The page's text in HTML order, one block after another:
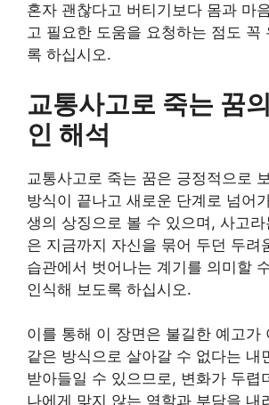
혼자 괜찮다고 버티기보다 몸과 마
고 필요한 도움을 요청하는 점도 꼭
록 하십시오.
교통사고로 죽는 꿈
인 해석
교통사고로 죽는 꿈은 긍정적으로
방식이 끝나고 새로운 단계로 넘어
생의 상징으로 볼 수 있으며, 사고
은 지금까지 자신을 묶어 두던 두려
습관에서 벗어나는 계기를 의미할
인식해 보도록 하십시오.
이를 통해 이 장면은 불길한 예고가
같은 방식으로 살아갈 수 없다는 내
받아들일 수 있으므로, 변화가 두렵
나에게 맞지 않는 역할과 부담을 내